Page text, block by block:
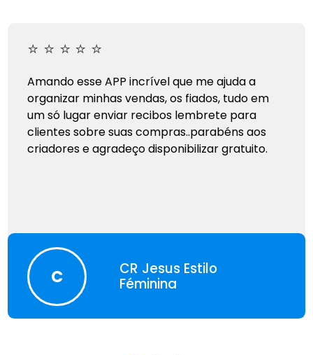
⭐ ⭐ ⭐ ⭐ ⭐
Amando esse APP incrível que me ajuda a
organizar minhas vendas, os fiados, tudo em
um só lugar enviar recibos lembrete para
clientes sobre suas compras..parabéns aos
criadores e agradeço disponibilizar gratuito.
C
CR Jesus Estilo
Féminina